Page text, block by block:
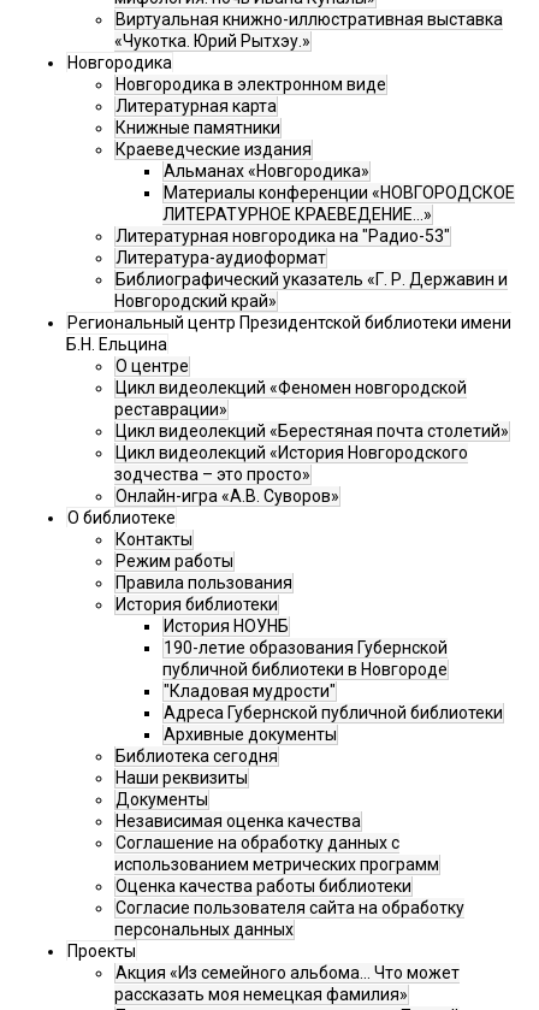
Виртуальная книжно-иллюстративная выставка
«Чукотка. Юрий Рытхэу.»
Новгородика
Новгородика в электронном виде
Литературная карта
Книжные памятники
Краеведческие издания
Альманах «Новгородика»
Материалы конференции «НОВГОРОДСКОЕ
ЛИТЕРАТУРНОЕ КРАЕВЕДЕНИЕ...»
Литературная новгородика на "Радио-53"
Литература-аудиоформат
Библиографический указатель «Г. Р. Державин и
Новгородский край»
Региональный центр Президентской библиотеки имени
Б.Н. Ельцина
О центре
Цикл видеолекций «Феномен новгородской
реставрации»
Цикл видеолекций «Берестяная почта столетий»
Цикл видеолекций «История Новгородского
зодчества – это просто»
Онлайн-игра «А.В. Суворов»
О библиотеке
Контакты
Режим работы
Правила пользования
История библиотеки
История НОУНБ
190-летие образования Губернской
публичной библиотеки в Новгороде
"Кладовая мудрости"
Адреса Губернской публичной библиотеки
Архивные документы
Библиотека сегодня
Наши реквизиты
Документы
Независимая оценка качества
Соглашение на обработку данных с
использованием метрических программ
Оценка качества работы библиотеки
Согласие пользователя сайта на обработку
персональных данных
Проекты
Акция «Из семейного альбома... Что может
рассказать моя немецкая фамилия»